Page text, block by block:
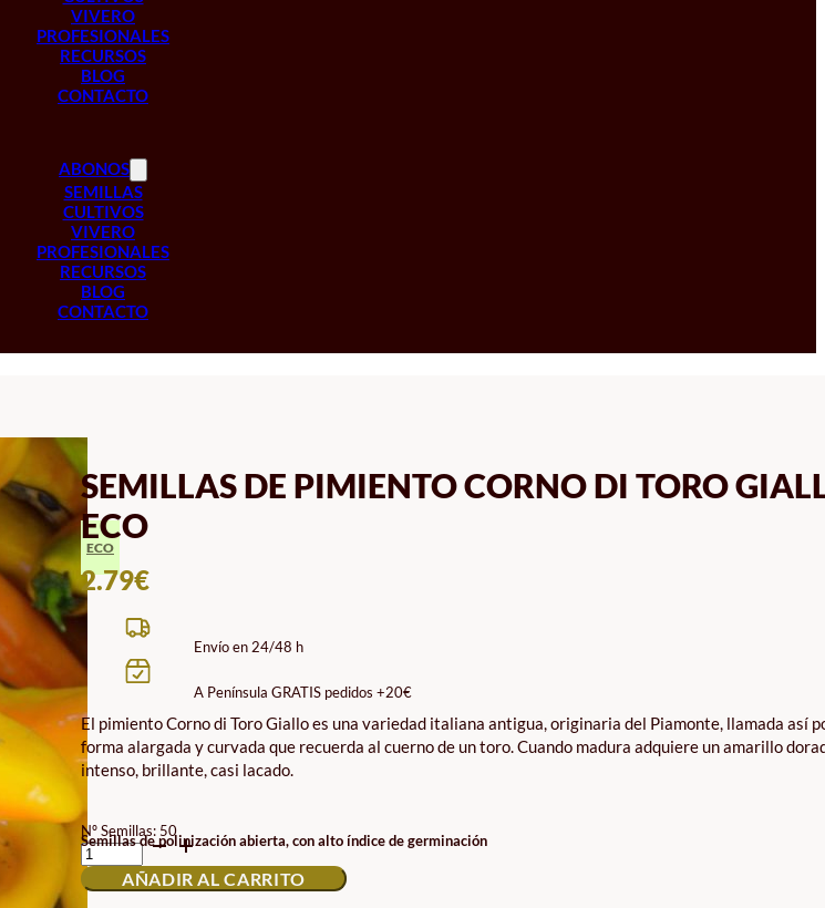
VIVERO
PROFESIONALES
RECURSOS
BLOG
CONTACTO
ABONOS
SEMILLAS
CULTIVOS
VIVERO
PROFESIONALES
RECURSOS
BLOG
CONTACTO
SEMILLAS DE PIMIENTO CORNO DI TORO
ECO
ECO
2.79€
Envío en 24/48 h
A Península GRATIS pedidos +20€
El pimiento Corno di Toro Giallo es una variedad italiana antigua, originaria del Piamonte, llamada así
forma alargada y curvada que recuerda al cuerno de un toro. Cuando madura adquiere un amarillo
intenso, brillante, casi lacado.
Nº Semillas: 50
Semillas de polinización abierta, con alto índice de germinación
SEMILLAS
DE
PIMIENTO
CORNO
AÑADIR AL CARRITO